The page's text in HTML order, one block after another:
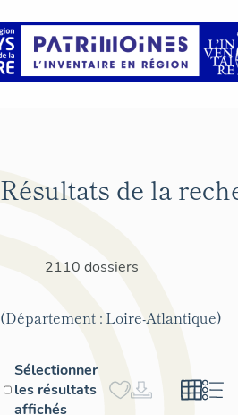
Résultats de la
2110 dossiers
(Département : Loire-Atlantique)
Sélectionner
les résultats
affichés